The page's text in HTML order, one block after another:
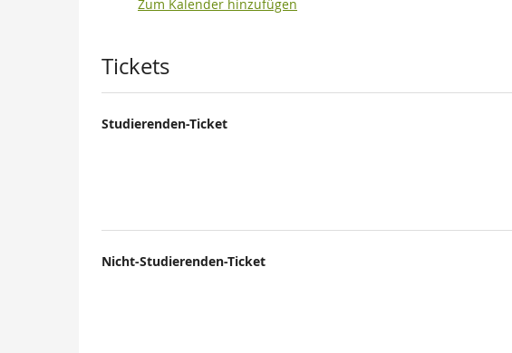
Zum Kalender hinzufügen
Produkte
Tickets
Studierenden-Ticket
Nicht-Studierenden-Ticket